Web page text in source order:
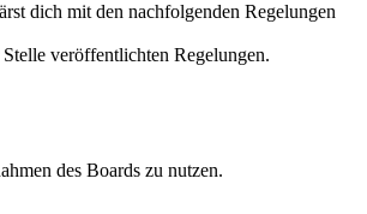
dich mit den nachfolgenden Regelungen
veröffentlichten Regelungen.
des Boards zu nutzen.